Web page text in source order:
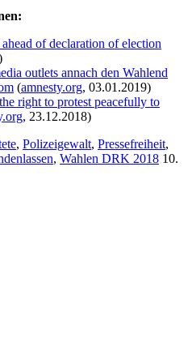
of declaration of election
outlets annach den Wahlend
(amnesty.org, 03.01.2019)
right to protest peacefully to
, 23.12.2018)
, Polizeigewalt, Pressefreiheit,
, Wahlen DRK 2018 10.